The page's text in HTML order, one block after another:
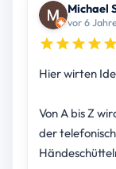
Michael
vor 6
Hier wirten
Von A bis Z
der